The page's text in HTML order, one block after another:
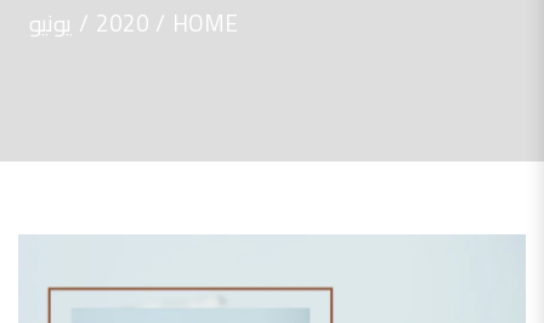
HOME
2020 يونيو